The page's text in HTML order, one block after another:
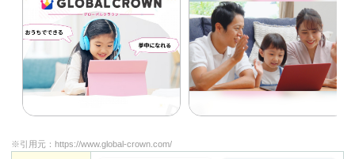
※引用元： https://www.global-crown.com/